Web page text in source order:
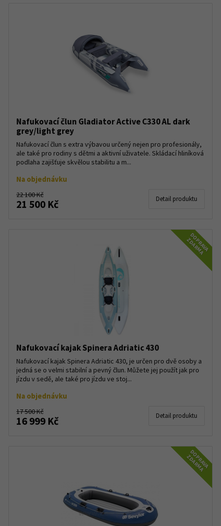
Nafukovací člun Gladiator Active C330 AL dark
grey/light grey
Nafukovací člun s extra výbavou určený nejen pro profesionály,
ale také pro rodiny s dětmi a aktivní uživatele. Skládací hliníková
podlaha zajišťuje skvělou stabilitu a m...
Na objednávku
22 100 Kč
21 500 Kč Detail produktu
DOPRAVA
ZDARMA
Nafukovací kajak Spinera Adriatic 430
Nafukovací kajak Spinera Adriatic 430, je určen pro dvě osoby a
jedná se o velmi stabilní a pevný člun. Můžete jej použít jak pro
jízdu v sedě, ale také pro jízdu ve stoj...
Na objednávku
17 500 Kč
16 999 Kč Detail produktu
DOPRAVA
ZDARMA